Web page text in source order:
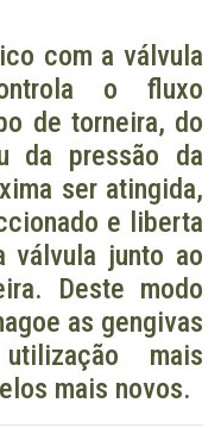
com a válvula
o fluxo
de torneira, do
da pressão da
ser atingida,
e liberta
válvula junto ao
Deste modo
as gengivas
mais
mais novos.